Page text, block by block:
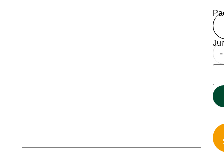
-